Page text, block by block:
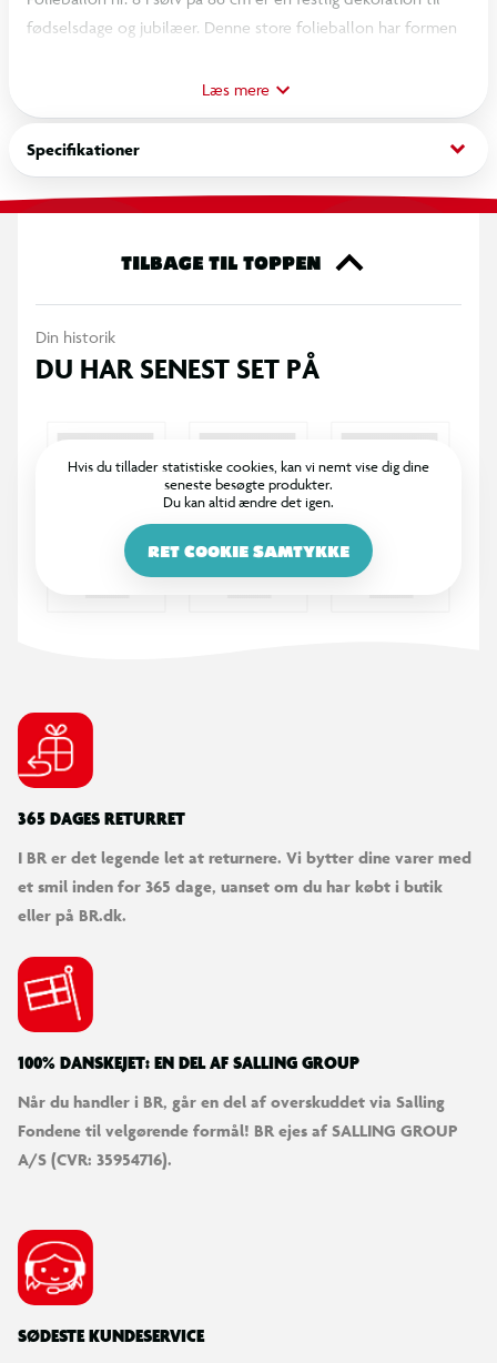
fødselsdage og jubilæer. Denne store folieballon har formen
iøjnefaldende dekoration eller som en sjov fotorekvisit til
festlige lejligheder, som fødselsdage. Med folieballonen kan
du tilføje et festligt og mindeværdigt element til din fest.
Pustes op ved at indføre røret i folieballonens åbning, eller
tuden af heliumflasken. Pust derefter ballonen op. Pas på
herefter ballonen.
Læs mere
Specifikationer keyboard_arrow_down
TILBAGE TIL TOPPEN
Din historik
DU HAR SENEST SET PÅ
Hvis du tillader statistiske cookies, kan vi nemt vise dig dine
seneste besøgte produkter.
Du kan altid ændre det igen.
RET COOKIE SAMTYKKE
365 DAGES RETURRET
I BR er det legende let at returnere. Vi bytter dine varer med
et smil inden for 365 dage, uanset om du har købt i butik
eller på BR.dk.
100% DANSKEJET: EN DEL AF SALLING GROUP
Når du handler i BR, går en del af overskuddet via Salling
Fondene til velgørende formål! BR ejes af SALLING GROUP
A/S (CVR: 35954716).
SØDESTE KUNDESERVICE